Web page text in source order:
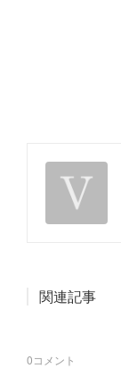
関連記事
0コメント